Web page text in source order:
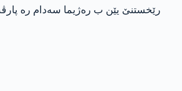
رێخستنێ یێن ب ره‌ژیما سه‌دام ره‌